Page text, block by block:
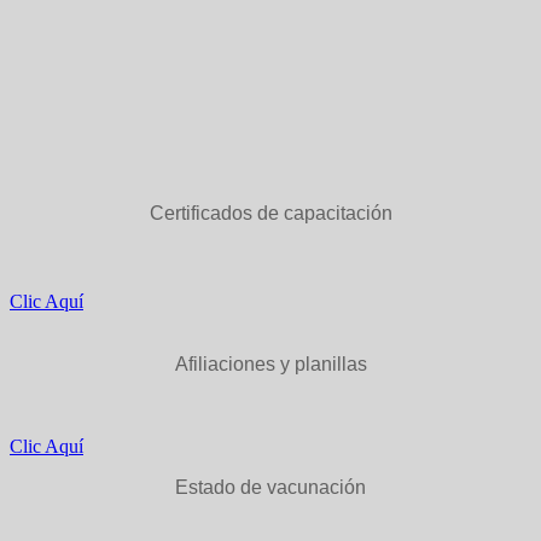
Certificados de capacitación
Clic Aquí
Afiliaciones y planillas
Clic Aquí
Estado de vacunación